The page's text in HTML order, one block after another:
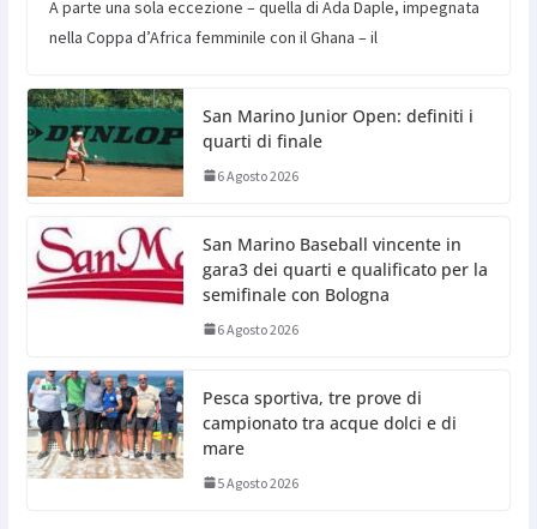
A parte una sola eccezione – quella di Ada Daple, impegnata
nella Coppa d’Africa femminile con il Ghana – il
San Marino Junior Open: definiti i
quarti di finale
6 Agosto 2026
San Marino Baseball vincente in
gara3 dei quarti e qualificato per la
semifinale con Bologna
6 Agosto 2026
Pesca sportiva, tre prove di
campionato tra acque dolci e di
mare
5 Agosto 2026